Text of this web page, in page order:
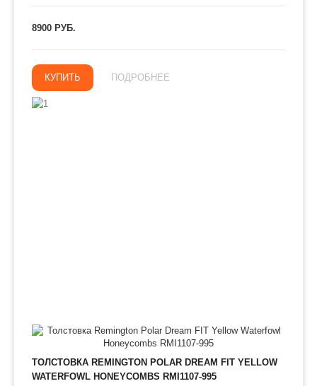
8900 РУБ.
КУПИТЬ ПОДРОБНЕЕ
ТОЛСТОВКА REMINGTON POLAR DREAM FIT YELLOW
WATERFOWL HONEYCOMBS RMI1107-995